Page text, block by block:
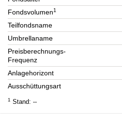
Fondsvolumen1
Teilfondsname
Umbrellaname
Preisberechnungs-
Frequenz
Anlagehorizont
Ausschüttungsart
1 Stand: --